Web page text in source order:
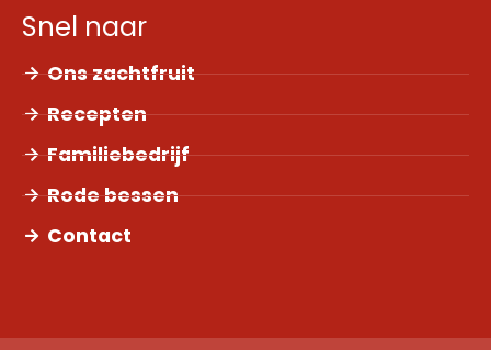
Snel naar
Ons zachtfruit
Recepten
Familiebedrijf
Rode bessen
Contact